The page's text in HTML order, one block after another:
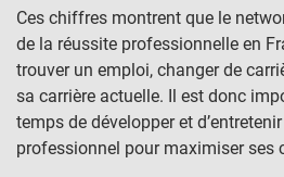
Ces chiffres montrent que le
de la réussite professionnelle en
trouver un emploi, changer de
sa carrière actuelle. Il est donc
temps de développer et
professionnel pour maximiser ses